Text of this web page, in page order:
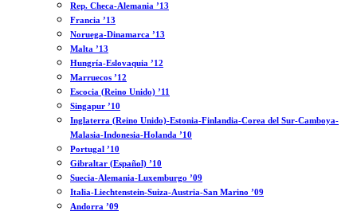
Rep. Checa-Alemania ’13
Francia ’13
Noruega-Dinamarca ’13
Malta ’13
Hungría-Eslovaquia ’12
Marruecos ’12
Escocia (Reino Unido) ’11
Singapur ’10
Inglaterra (Reino Unido)-Estonia-Finlandia-Corea del Sur-Camboya-
Malasia-Indonesia-Holanda ’10
Portugal ’10
Gibraltar (Español) ’10
Suecia-Alemania-Luxemburgo ’09
Italia-Liechtenstein-Suiza-Austria-San Marino ’09
Andorra ’09